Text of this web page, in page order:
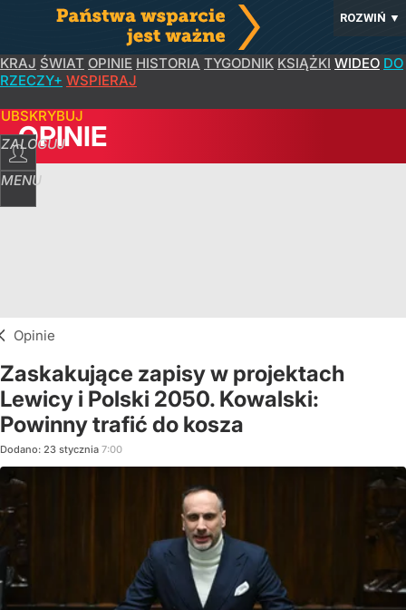
ROZWIŃ ▼
KRAJ ŚWIAT OPINIE HISTORIA TYGODNIK KSIĄŻKI WIDEO DO
RZECZY+ WSPIERAJ
ZALOGUJ
MENU
OPINIE
Opinie
Zaskakujące zapisy w projektach
Lewicy i Polski 2050. Kowalski:
Powinny trafić do kosza
Dodano: 23 stycznia 7:00